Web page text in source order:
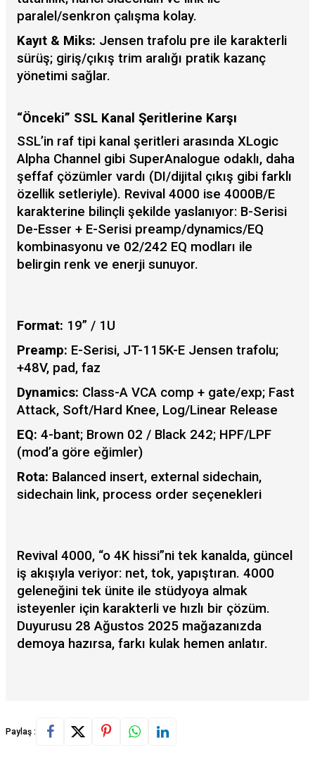
paralel/senkron çalışma kolay.
Kayıt & Miks: Jensen trafolu pre ile karakterli
sürüş; giriş/çıkış trim aralığı pratik kazanç
yönetimi sağlar.
“Önceki” SSL Kanal Şeritlerine Karşı
SSL’in raf tipi kanal şeritleri arasında XLogic
Alpha Channel gibi SuperAnalogue odaklı, daha
şeffaf çözümler vardı (DI/dijital çıkış gibi farklı
özellik setleriyle). Revival 4000 ise 4000B/E
karakterine bilinçli şekilde yaslanıyor: B-Serisi
De-Esser + E-Serisi preamp/dynamics/EQ
kombinasyonu ve 02/242 EQ modları ile
belirgin renk ve enerji sunuyor.
Format: 19” / 1U
Preamp: E-Serisi, JT-115K-E Jensen trafolu;
+48V, pad, faz
Dynamics: Class-A VCA comp + gate/exp; Fast
Attack, Soft/Hard Knee, Log/Linear Release
EQ: 4-bant; Brown 02 / Black 242; HPF/LPF
(mod’a göre eğimler)
Rota: Balanced insert, external sidechain,
sidechain link, process order seçenekleri
Revival 4000, “o 4K hissi”ni tek kanalda, güncel
iş akışıyla veriyor: net, tok, yapıştıran. 4000
geleneğini tek ünite ile stüdyoya almak
isteyenler için karakterli ve hızlı bir çözüm.
Duyurusu 28 Ağustos 2025 mağazanızda
demoya hazırsa, farkı kulak hemen anlatır.
Paylaş :